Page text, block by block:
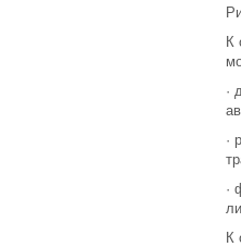
К
·
·
·
К